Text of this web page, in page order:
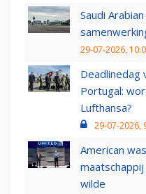
Saudi
29-07-2026,
Deadlinedag
Portugal:
Lufthansa?
29-07-2026,
American
wilde